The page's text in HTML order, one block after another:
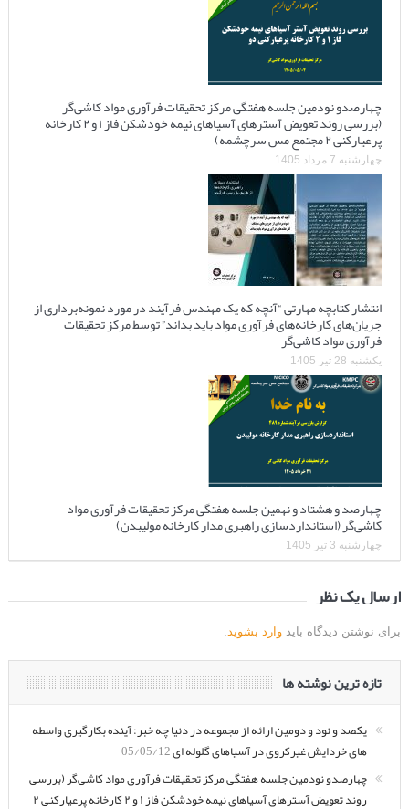
چهارصدو نودمین جلسه هفتگی مرکز تحقیقات فرآوری مواد کاشی‌گر
(بررسی روند تعویض آسترهای آسیاهای نیمه خودشکن فاز ۱ و ۲ کارخانه
پرعیارکنی ۲ مجتمع مس سرچشمه)
چهارشنبه 7 مرداد 1405
انتشار کتابچه مهارتی “آنچه که یک مهندس فرآیند در مورد نمونه‌برداری از
جریان‌های کارخانه‌های فرآوری مواد باید بداند” توسط مرکز تحقیقات
فرآوری مواد کاشی‌گر
یکشنبه 28 تیر 1405
چهارصد و هشتاد و نهمین جلسه هفتگی مرکز تحقیقات فرآوری مواد
کاشی‌گر (استانداردسازی راهبری مدار کارخانه مولیبدن)
چهارشنبه 3 تیر 1405
ارسال یک نظر
برای نوشتن دیدگاه باید وارد بشوید
تازه ترین نوشته ها
یکصد و نود و دومین ارائه از مجموعه در دنیا چه خبر: آینده بکارگیری واسطه
های خردایش غیرکروی در آسیاهای گلوله ای05/05/12
چهارصدو نودمین جلسه هفتگی مرکز تحقیقات فرآوری مواد کاشی‌گر (بررسی
روند تعویض آسترهای آسیاهای نیمه خودشکن فاز ۱ و ۲ کارخانه پرعیارکنی ۲